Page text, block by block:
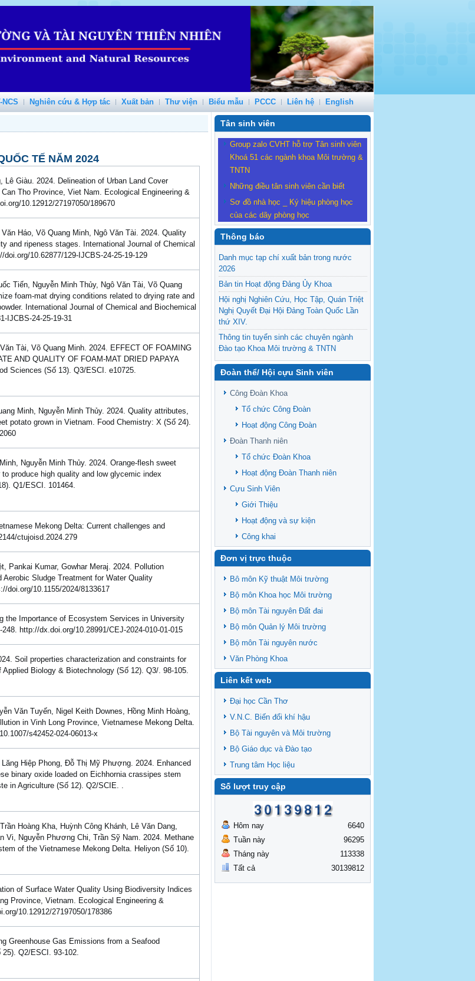
NCS Nghiên cứu & Hợp tác Xuất bản Thư viện Biểu mẫu PCCC Liên hệ English
TẾ NĂM 2024
Giàu. 2024. Delineation of Urban Land Cover
Tho Province, Viet Nam. Ecological Engineering &
10.12912/27197050/189670
Háo, Võ Quang Minh, Ngô Văn Tài. 2024. Quality
and ripeness stages. International Journal of Chemical
10.62877/129-IJCBS-24-25-19-129
Tiến, Nguyễn Minh Thủy, Ngô Văn Tài, Võ Quang
foam-mat drying conditions related to drying rate and
International Journal of Chemical and Biochemical
IJCBS-24-25-19-31
Tài, Võ Quang Minh. 2024. EFFECT OF FOAMING
AND QUALITY OF FOAM-MAT DRIED PAPAYA
Sciences (Số 13). Q3/ESCI. e10725.
Minh, Nguyễn Minh Thủy. 2024. Quality attributes,
potato grown in Vietnam. Food Chemistry: X (Số 24).
Nguyễn Minh Thủy. 2024. Orange-flesh sweet
produce high quality and low glycemic index
Q1/ESCI. 101464.
Mekong Delta: Current challenges and
ctujoisd.2024.279
Pankai Kumar, Gowhar Meraj. 2024. Pollution
Sludge Treatment for Water Quality
doi.org/10.1155/2024/8133617
the Importance of Ecosystem Services in University
http://dx.doi.org/10.28991/CEJ-2024-010-01-015
Soil properties characterization and constraints for
Biology & Biotechnology (Số 12). Q3/. 98-105.
Văn Tuyến, Nigel Keith Downes, Hồng Minh Hoàng,
in Vinh Long Province, Vietnamese Mekong Delta.
s42452-024-06013-x
Hiệp Phong, Đỗ Thị Mỹ Phượng. 2024. Enhanced
binary oxide loaded on Eichhornia crassipes stem
in Agriculture (Số 12). Q2/SCIE. .
Hoàng Kha, Huỳnh Công Khánh, Lê Văn Dang,
Vi, Nguyễn Phương Chi, Trần Sỹ Nam. 2024. Methane
of the Vietnamese Mekong Delta. Heliyon (Số 10).
of Surface Water Quality Using Biodiversity Indices
Province, Vietnam. Ecological Engineering &
10.12912/27197050/178386
Greenhouse Gas Emissions from a Seafood
Q2/ESCI. 93-102.
Tân sinh viên
Group zalo CVHT hỗ trợ Tân sinh viên
Khoá 51 các ngành khoa Môi trường &
TNTN
Những điều tân sinh viên cần biết
Sơ đồ nhà học _ Ký hiệu phòng học
của các dãy phòng học
Thông báo
Danh mục tạp chí xuất bản trong nước
2026
Bản tin Hoạt động Đảng Ủy Khoa
Hội nghị Nghiên Cứu, Học Tập, Quán Triệt
Nghị Quyết Đại Hội Đảng Toàn Quốc Lần
thứ XIV.
Thông tin tuyển sinh các chuyên ngành
Đào tạo Khoa Môi trường & TNTN
Feasibility evaluation of using cattle
manure for biogas production: A case study
Vietnamese Mekong Delta
Sediment properties in flood-based farming
systems in the Vietnamese upstream
Văn bản - Quy định
Ban chấp hành Đảng bộ khoa
Đoàn thể/ Hội cựu Sinh viên
Công Đoàn Khoa
Tổ chức Công Đoàn
Hoạt động Công Đoàn
Đoàn Thanh niên
Tổ chức Đoàn Khoa
Hoạt động Đoàn Thanh niên
Cựu Sinh Viên
Giới Thiệu
Hoạt động và sự kiện
Công khai
Đơn vị trực thuộc
Bô môn Kỹ thuật Môi trường
Bộ môn Khoa học Môi trường
Bộ môn Tài nguyên Đất đai
Bộ môn Quản lý Môi trường
Bộ môn Tài nguyên nước
Văn Phòng Khoa
Liên kết web
Đại học Cần Thơ
V.N.C. Biến đổi khí hậu
Bộ Tài nguyên và Môi trường
Bộ Giáo dục và Đào tạo
Trung tâm Học liệu
Số lượt truy cập
Hôm nay
Tuần này
Tháng này
Tất cả
6640
96295
113338
30139812